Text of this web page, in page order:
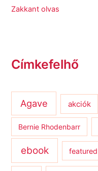
Zakkant olvas
Címkefelhő
Agave akciók
Bernie Rhodenbarr
ebook featured